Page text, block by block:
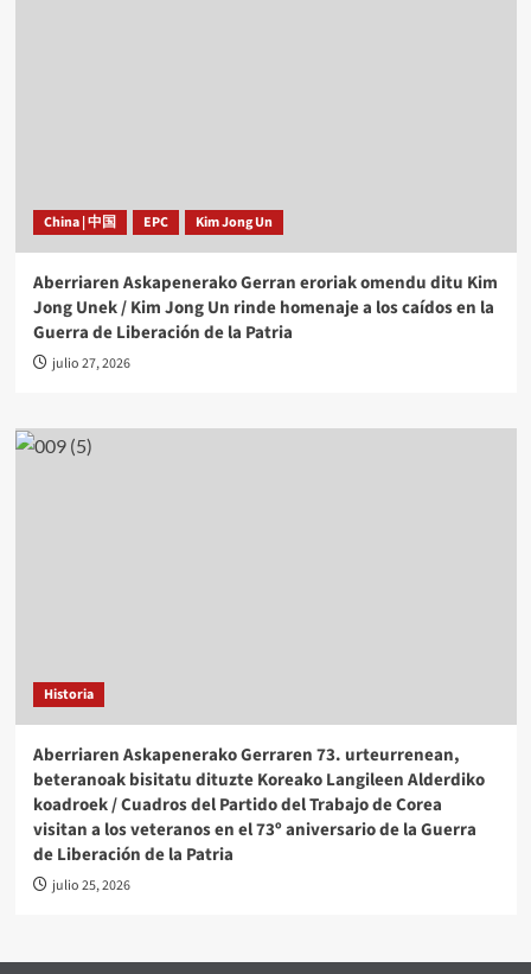
China | 中国 EPC Kim Jong Un
Aberriaren Askapenerako Gerran eroriak omendu ditu Kim
Jong Unek / Kim Jong Un rinde homenaje a los caídos en la
Guerra de Liberación de la Patria
julio 27, 2026
Historia
Aberriaren Askapenerako Gerraren 73. urteurrenean,
beteranoak bisitatu dituzte Koreako Langileen Alderdiko
koadroek / Cuadros del Partido del Trabajo de Corea
visitan a los veteranos en el 73º aniversario de la Guerra
de Liberación de la Patria
julio 25, 2026